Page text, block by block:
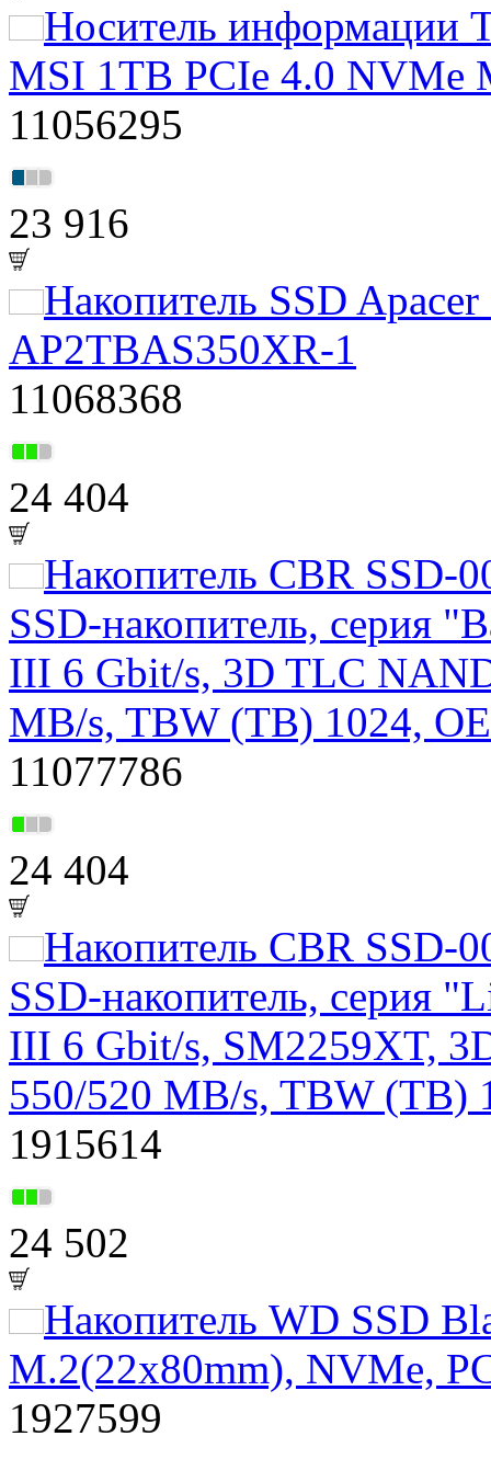
Носитель информации
MSI 1TB PCIe 4.0 NVMe
11056295
23 916
Накопитель SSD
AP2TBAS350XR-1
11068368
24 404
Накопитель CBR SSD-
SSD-накопитель, серия
III 6 Gbit/s, 3D TLC
MB/s, TBW (TB) 1024,
11077786
24 404
Накопитель CBR SSD-
SSD-накопитель, серия
III 6 Gbit/s, SM2259XT,
550/520 MB/s, TBW (TB)
1915614
24 502
Накопитель WD SSD
M.2(22x80mm), NVMe,
1927599